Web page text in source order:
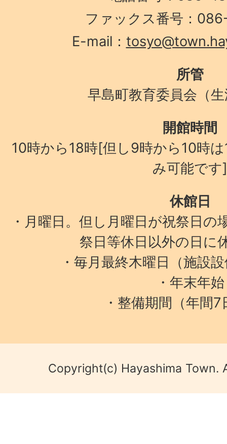
ファックス番号：
E-mail：
所管
早島町教育委員会（
開館時間
10時から18時[但し9時から10時
み可能です]
休館日
・月曜日。但し月曜日が祝祭日の
祭日等休日以外の日に
・毎月最終木曜日（施設
・年末年始
・整備期間（年間
Copyright(c) Hayashima Town.